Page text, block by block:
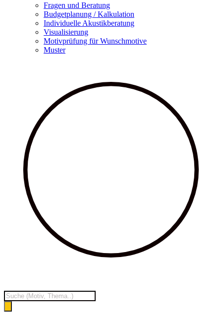
Fragen und Beratung
Budgetplanung / Kalkulation
Individuelle Akustikberatung
Visualisierung
Motivprüfung für Wunschmotive
Muster
Products
search